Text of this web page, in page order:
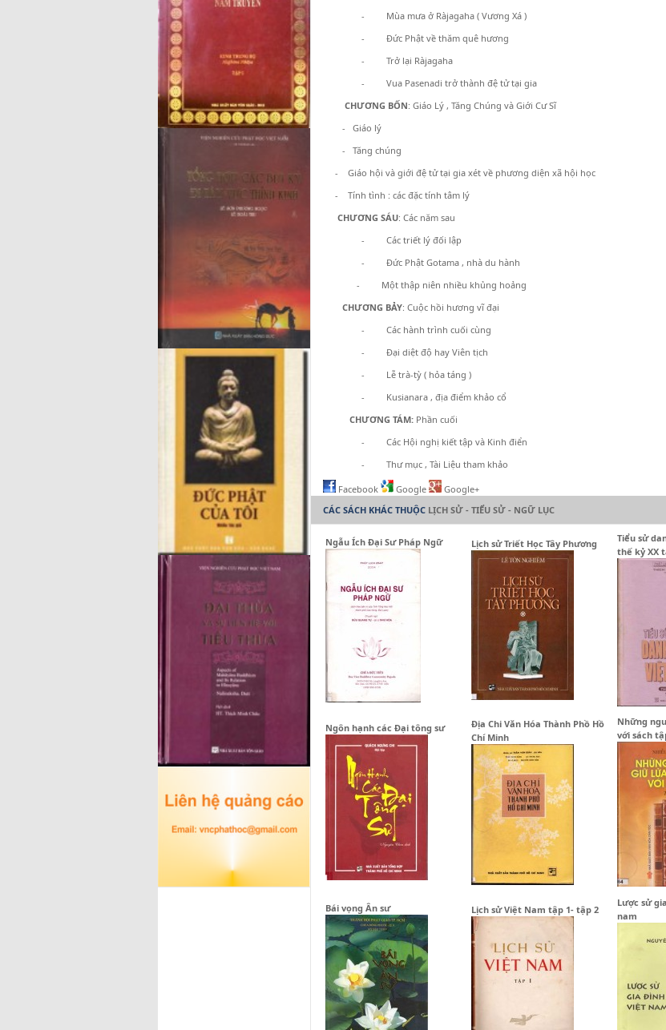
- Mùa mưa ở Ràjagaha ( Vương Xá )
- Đức Phật về thăm quê hương
- Trở lại Ràjagaha
- Vua Pasenadi trở thành đệ tử tại gia
CHƯƠNG BỐN: Giáo Lý , Tăng Chúng và Giới Cư Sĩ
- Giáo lý
- Tăng chúng
- Giáo hội và giới đệ tử tại gia xét về phương diện xã hội học
- Tính tình : các đặc tính tâm lý
CHƯƠNG SÁU: Các năm sau
- Các triết lý đối lập
- Đức Phật Gotama , nhà du hành
- Một thập niên nhiều khủng hoảng
CHƯƠNG BẢY: Cuộc hồi hương vĩ đại
- Các hành trình cuối cùng
- Đại diệt độ hay Viên tịch
- Lễ trà-tỳ ( hỏa táng )
- Kusianara , địa điểm khảo cổ
CHƯƠNG TÁM: Phần cuối
- Các Hội nghị kiết tập và Kinh điển
- Thư mục , Tài Liệu tham khảo
Facebook Google
Google+
CÁC SÁCH KHÁC THUỘC LỊCH SỬ - TIỂU SỬ - NGỮ LỤC
Ngẫu Ích Đại Sư Pháp Ngữ Lịch sử Triết Học Tây Phương
Tiểu sử
thế kỷ XX
Ngôn hạnh các Đại tông sư
Địa Chi Văn Hóa Thành Phồ Hồ
Chí Minh
Những
với sách
Bái vọng Ân sư Lịch sử Việt Nam tập 1- tập 2
Lược sử
nam